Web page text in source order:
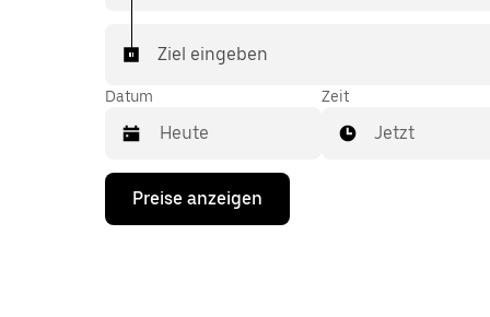
Ziel eingeben
Datum
Drücke
Nach-
Zeit
Jetzt
Preise anzeigen